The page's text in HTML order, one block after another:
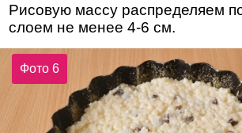
Рисовую массу распределяем
слоем не менее 4-6 см.
Фото 6